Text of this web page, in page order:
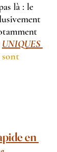
là : le
UNIQUES
sont
en